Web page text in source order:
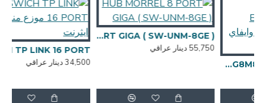
HUAWEI - EG8M8041X6G04 - WIFI6 - راوتر ضوئي وايفاي 6
HUB MORREL 8 PORT GIGA ( SW-UNM-8GE )
55,750 دينار عراقي
34,500 دينار عراقي